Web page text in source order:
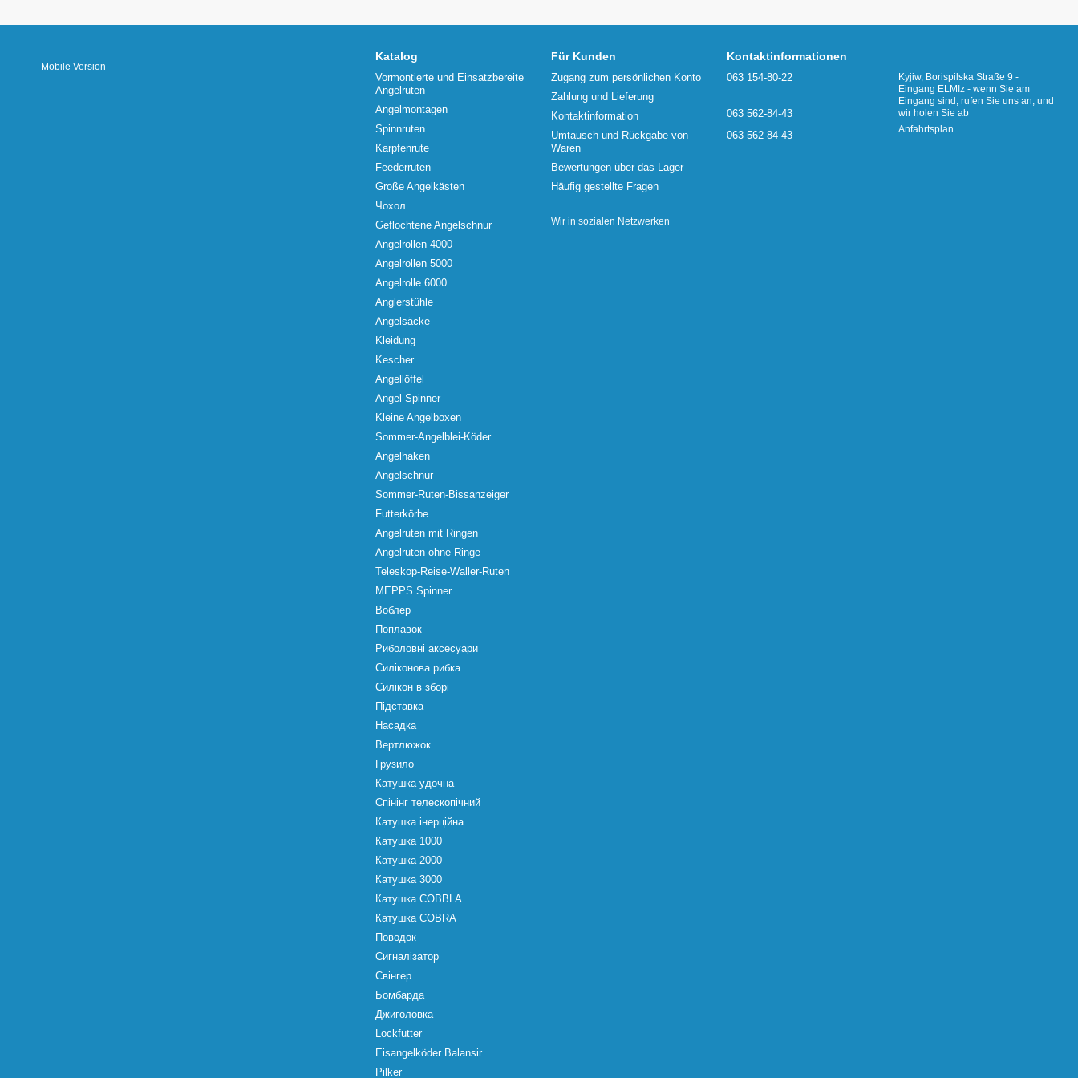
Mobile Version
Katalog
Vormontierte und Einsatzbereite
Angelruten
Angelmontagen
Spinnruten
Karpfenrute
Feederruten
Große Angelkästen
Чохол
Geflochtene Angelschnur
Angelrollen 4000
Angelrollen 5000
Angelrolle 6000
Anglerstühle
Angelsäcke
Kleidung
Kescher
Angellöffel
Angel-Spinner
Kleine Angelboxen
Sommer-Angelblei-Köder
Angelhaken
Angelschnur
Sommer-Ruten-Bissanzeiger
Futterkörbe
Angelruten mit Ringen
Angelruten ohne Ringe
Teleskop-Reise-Waller-Ruten
MEPPS Spinner
Воблер
Поплавок
Риболовні аксесуари
Силіконова рибка
Силікон в зборі
Підставка
Насадка
Вертлюжок
Грузило
Катушка удочна
Спінінг телескопічний
Катушка інерційна
Катушка 1000
Катушка 2000
Катушка 3000
Катушка COBBLA
Катушка COBRA
Поводок
Сигналізатор
Свінгер
Бомбарда
Джиголовка
Lockfutter
Eisangelköder Balansir
Pilker
Für Kunden
Zugang zum persönlichen Konto
Zahlung und Lieferung
Kontaktinformation
Umtausch und Rückgabe von
Waren
Bewertungen über das Lager
Häufig gestellte Fragen
Wir in sozialen Netzwerken
Kontaktinformationen
063 154-80-22
063 562-84-43
063 562-84-43
Kyjiw, Borispilska Straße 9 -
Eingang ELMIz - wenn Sie am
Eingang sind, rufen Sie uns an, und
wir holen Sie ab
Anfahrtsplan